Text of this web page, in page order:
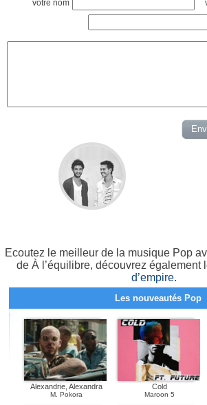
votre nom
Ecoutez le meilleur de la musique Pop
de À l’équilibre, découvrez également
d’empire.
Les nouveautés Pop
Alexandrie, Alexandra
M. Pokora
Cold
Maroon 5